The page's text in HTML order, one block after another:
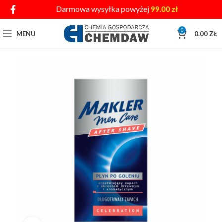
Darmowa wysyłka powyżej 99.00 zł
MENU 0 0.00 ZŁ